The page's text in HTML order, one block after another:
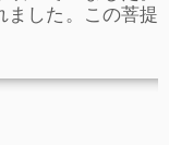
ました。この菩提